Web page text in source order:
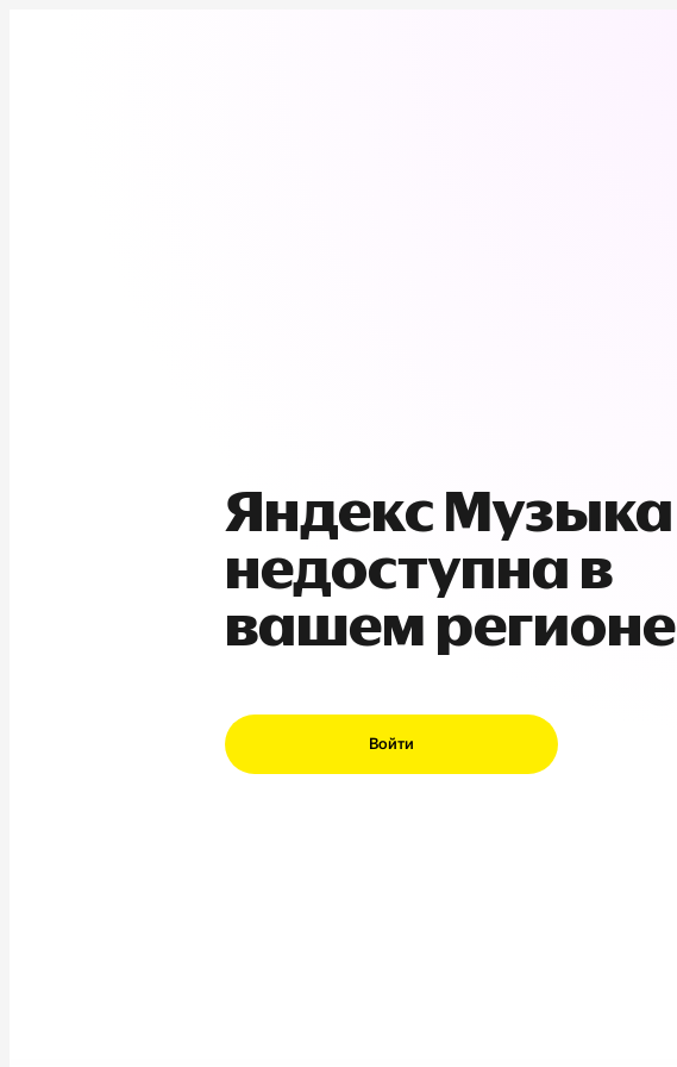
Яндекс Музыка
недоступна в
вашем регионе
Войти